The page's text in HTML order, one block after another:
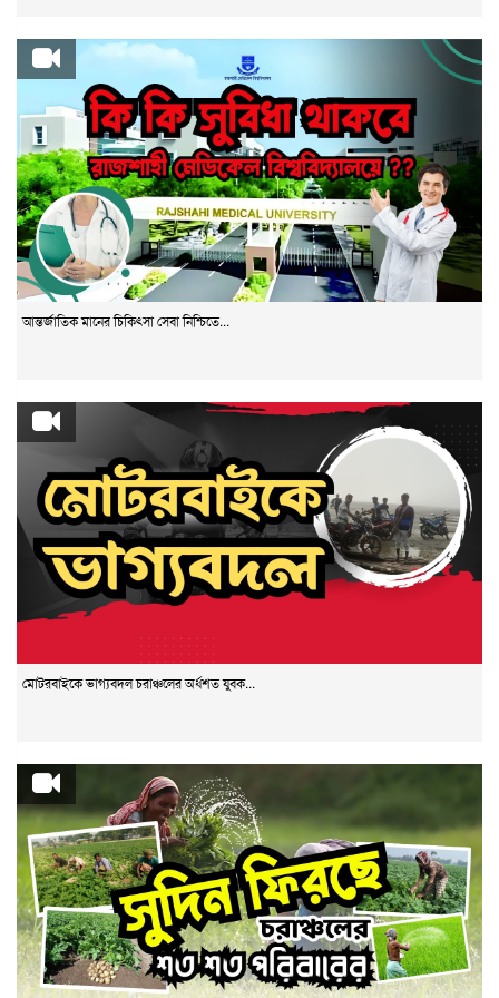
আন্তর্জাতিক মানের চিকিৎসা সেবা নিশ্চিতে...
মোটরবাইকে ভাগ্যবদল চরাঞ্চলের অর্ধশত যুবক...